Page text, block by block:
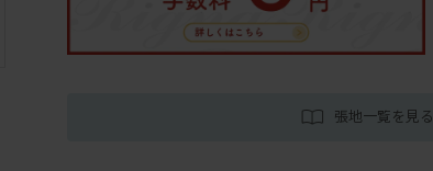
張地一覧を見る